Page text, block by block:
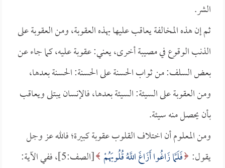
الشر.
ثم إن هذه المخالفة يعاقب عليها بهذه العقوبة، ومن العقوبة على
الذنب الوقوع في مصيبة أخرى، يعني: عقوبة عليه، كما جاء عن
بعض السلف: من ثواب الحسنة على الحسنة: الحسنة بعدها،
ومن العقوبة على السيئة: السيئة بعدها، فالإنسان يبتلى ويعاقب
بأن يحصل منه سيئة.
ومن المعلوم أن اختلاف القلوب عقوبة كبيرة؛ فالله عز وجل
يقول: فَلَمَّا زَاغُوا أَزَاغَ اللَّهُ قُلُوبَهُمْ
[الصف:5]، ففي الآية: